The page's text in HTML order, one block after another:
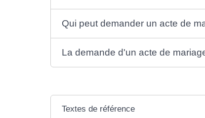
Qui peut demander un acte de
La demande d'un acte de
Textes de référence